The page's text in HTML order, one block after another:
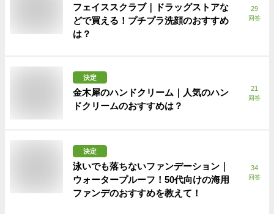
フェイススクラブ｜ドラッグストアな
どで買える！プチプラ洗顔のおすすめ
は？
29
回答
決定
金木犀のハンドクリーム｜人気のハン
ドクリームのおすすめは？
21
回答
決定
泳いでも落ちないファンデーション｜
ウォータープルーフ！50代向けの海用
ファンデのおすすめを教えて！
34
回答